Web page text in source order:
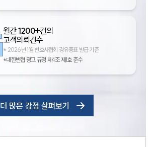
월간1200+건의
고객의뢰건수
* 2026년 1월 변호사협회 경유증표 발급 기준
*대한변협 광고 규정 제4조 제1호 준수
더 많은 강점 살펴보기